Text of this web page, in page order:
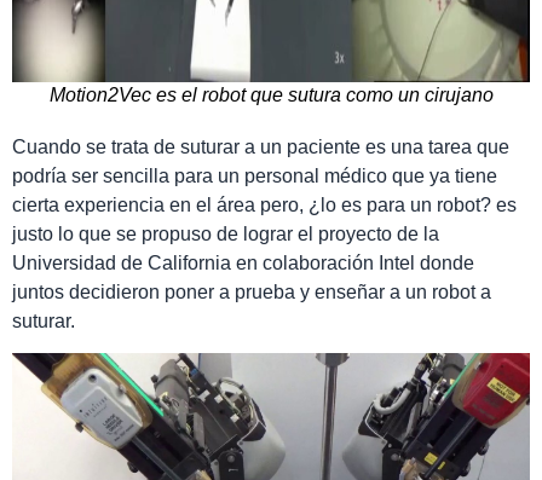
Motion2Vec es el robot que sutura como un cirujano
Cuando se trata de suturar a un paciente es una tarea que
podría ser sencilla para un personal médico que ya tiene
cierta experiencia en el área pero, ¿lo es para un robot? es
justo lo que se propuso de lograr el proyecto de la
Universidad de California en colaboración Intel donde
juntos decidieron poner a prueba y enseñar a un robot a
suturar.